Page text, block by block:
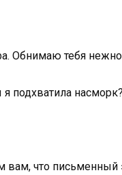
Обнимаю тебя
подхватила
вам, что